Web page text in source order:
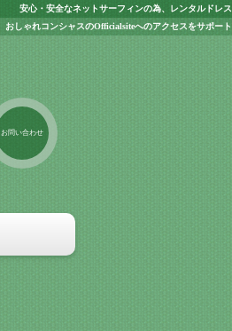
安心・安全なネットサーフィンの為、レンタルドレス
おしゃれコンシャスのOfficialsiteへのアクセスをサポート
お問い合わせ